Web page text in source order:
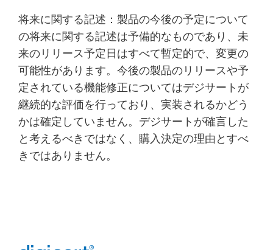
将来に関する記述：製品の今後の予定について
の将来に関する記述は予備的なものであり、未
来のリリース予定日はすべて暫定的で、変更の
可能性があります。今後の製品のリリースや予
定されている機能修正についてはデジサートが
継続的な評価を行っており、実装されるかどう
かは確定していません。デジサートが確言した
と考えるべきではなく、購入決定の理由とすべ
きではありません。